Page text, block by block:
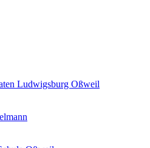
Ludwigsburg Oßweil